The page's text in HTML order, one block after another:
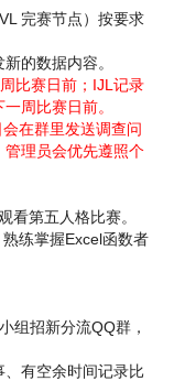
完赛节点）按要求
的数据内容。
比赛日前；IJL记录
周比赛日前。
在群里发送调查问
理员会优先遵照个
第五人格比赛。
练掌握Excel函数者
组招新分流QQ群，
有空余时间记录比